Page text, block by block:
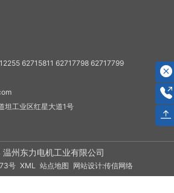
62715811 62717798 62717799
坦工业区红星大道1号
州东力电机工业有限公司
号 XML 站点地图 网站设计:传信网络